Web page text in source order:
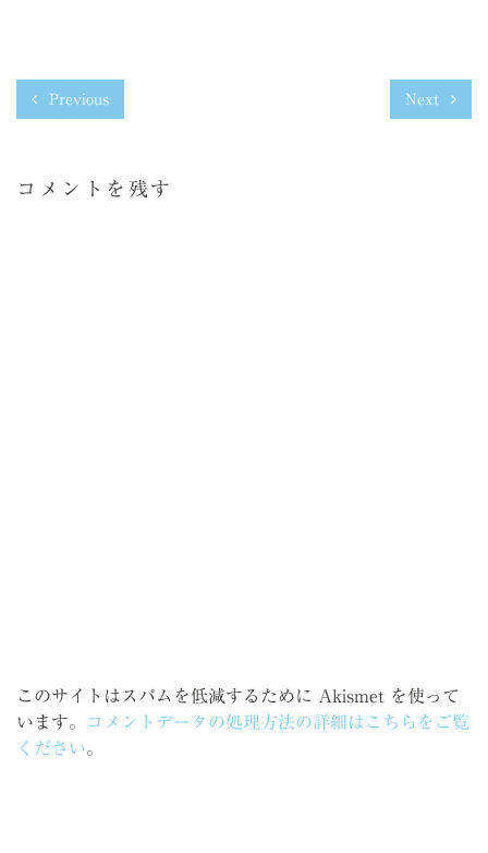
Previous Next
コメントを残す
このサイトはスパムを低減するために Akismet を使って
います。
コメントデータの処理方法の詳細はこちらをご覧
ください。